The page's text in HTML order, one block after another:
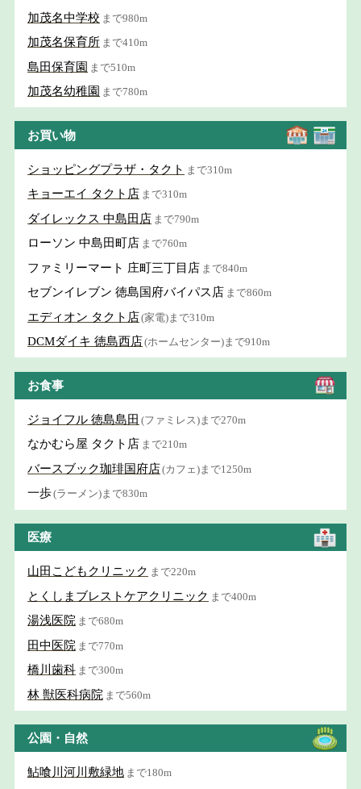
加茂名中学校 まで980m
加茂名保育所 まで410m
島田保育園 まで510m
加茂名幼稚園 まで780m
お買い物
ショッピングプラザ・タクト まで310m
キョーエイ タクト店 まで310m
ダイレックス 中島田店 まで790m
ローソン 中島田町店 まで760m
ファミリーマート 庄町三丁目店 まで840m
セブンイレブン 徳島国府バイパス店 まで860m
エディオン タクト店(家電)まで310m
DCMダイキ 徳島西店(ホームセンター)まで910m
お食事
ジョイフル 徳島島田 (ファミレス)まで270m
なかむら屋 タクト店 まで210m
バースブック珈琲国府店(カフェ)まで1250m
一歩(ラーメン)まで830m
医療
山田こどもクリニック まで220m
とくしまブレストケアクリニック まで400m
湯浅医院 まで680m
田中医院 まで770m
橋川歯科 まで300m
林 獣医科病院 まで560m
公園・自然
鮎喰川河川敷緑地 まで180m